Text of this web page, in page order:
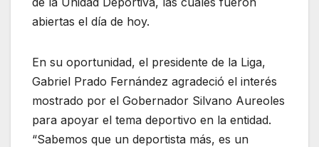
abiertas el día de hoy.
En su oportunidad, el presidente de la Liga,
Gabriel Prado Fernández agradeció el interés
mostrado por el Gobernador Silvano Aureoles
para apoyar el tema deportivo en la entidad.
“Sabemos que un deportista más, es un